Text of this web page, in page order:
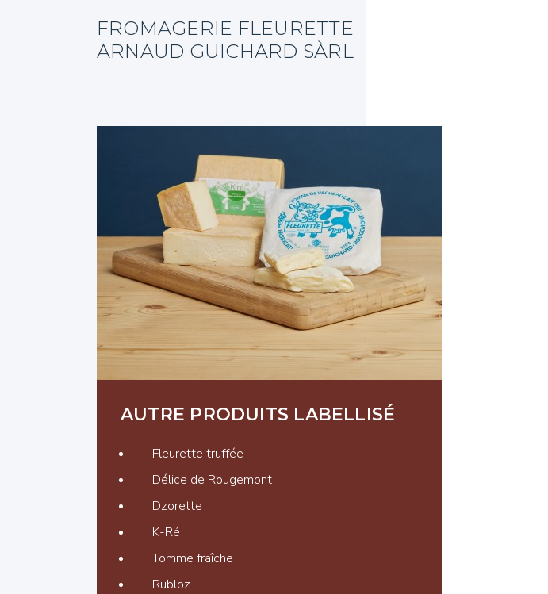
FROMAGERIE FLEURETTE
ARNAUD GUICHARD SÀRL
AUTRE PRODUITS LABELLISÉ
Fleurette truffée
Délice de Rougemont
Dzorette
K-Ré
Tomme fraîche
Rubloz